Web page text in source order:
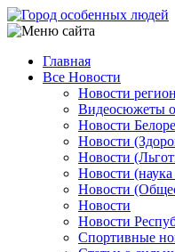
Перейти
к
содержанию
Main
navigation
Главная
Все Новости
Новости
Видеосюжеты
Новости
Новости
Новости
Новости
Новости
Новости
Новости
Спортивные